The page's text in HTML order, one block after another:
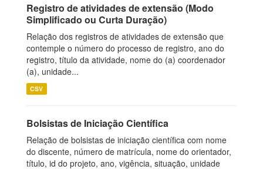
Registro de atividades de extensão (Modo
Simplificado ou Curta Duração)
Relação dos registros de atividades de extensão que
contemple o número do processo de registro, ano do
registro, título da atividade, nome do (a) coordenador
(a), unidade...
CSV
Bolsistas de Iniciação Científica
Relação de bolsistas de iniciação científica com nome
do discente, número de matrícula, nome do orientador,
título, id do projeto, ano, vigência, situação, unidade